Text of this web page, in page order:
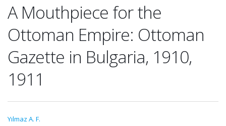
A Mouthpiece for the
Ottoman Empire: Ottoman
Gazette in Bulgaria, 1910,
1911
Yılmaz A. F.